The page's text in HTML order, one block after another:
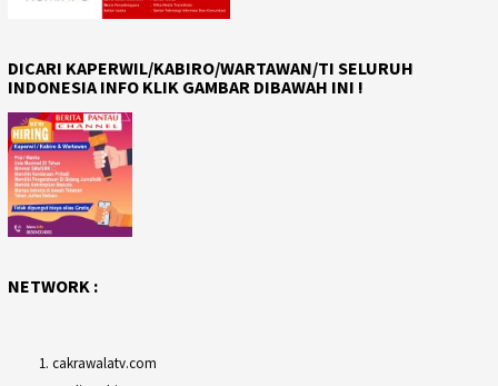
DICARI KAPERWIL/KABIRO/WARTAWAN/TI SELURUH
INDONESIA INFO KLIK GAMBAR DIBAWAH INI !
NETWORK :
cakrawalatv.com